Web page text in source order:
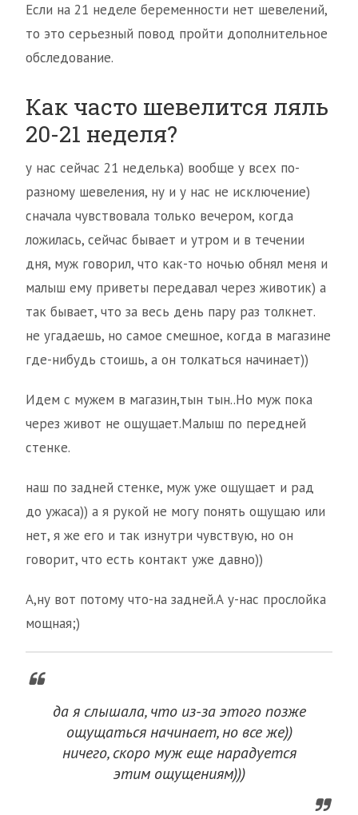
Если на 21 неделе беременности нет шевелений,
то это серьезный повод пройти дополнительное
обследование.
Как часто шевелится ляль
20-21 неделя?
у нас сейчас 21 неделька) вообще у всех по-
разному шевеления, ну и у нас не исключение)
сначала чувствовала только вечером, когда
ложилась, сейчас бывает и утром и в течении
дня, муж говорил, что как-то ночью обнял меня и
малыш ему приветы передавал через животик) а
так бывает, что за весь день пару раз толкнет.
не угадаешь, но самое смешное, когда в магазине
где-нибудь стоишь, а он толкаться начинает))
Идем с мужем в магазин,тын тын..Но муж пока
через живот не ощущает.Малыш по передней
стенке.
наш по задней стенке, муж уже ощущает и рад
до ужаса)) а я рукой не могу понять ощущаю или
нет, я же его и так изнутри чувствую, но он
говорит, что есть контакт уже давно))
А,ну вот потому что-на задней.А у-нас прослойка
мощная;)
да я слышала, что из-за этого позже
ощущаться начинает, но все же))
ничего, скоро муж еще нарадуется
этим ощущениям)))